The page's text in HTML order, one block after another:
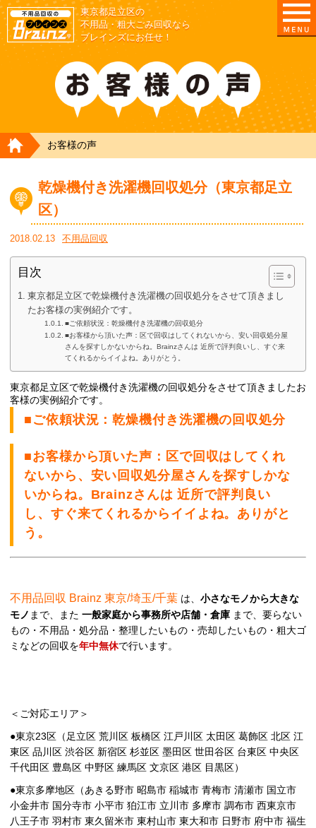
東京都足立区の
不用品・粗大ごみ回収なら
ブレインズにお任せ！
HOME
お客様の声
乾燥機付き洗濯機回収処分（東京都足立
区）
2018.02.13 不用品回収
目次
東京都足立区で乾燥機付き洗濯機の回収処分をさせて頂きまし
たお客様の実例紹介です。
■ご依頼状況：乾燥機付き洗濯機の回収処分
■お客様から頂いた声：区で回収はしてくれないから、安い回収処分屋
さんを探すしかないからね。Brainzさんは 近所で評判良いし、すぐ来
てくれるからイイよね。ありがとう。
東京都足立区で乾燥機付き洗濯機の回収処分をさせて頂きましたお
客様の実例紹介です。
■ご依頼状況：乾燥機付き洗濯機の回収処分
■お客様から頂いた声：区で回収はしてくれ
ないから、安い回収処分屋さんを探すしかな
いからね。Brainzさんは 近所で評判良い
し、すぐ来てくれるからイイよね。ありがと
う。
不用品回収 Brainz 東京/埼玉/千葉 は、 小さなモノから大きな
モノ まで、また 一般家庭から事務所や店舗・倉庫 まで、要らない
もの・不用品・処分品・整理したいもの・売却したいもの・粗大ゴ
ミなどの回収を年中無休で行います。
＜ご対応エリア＞
●東京23区（足立区 荒川区 板橋区 江戸川区 太田区 葛飾区 北区 江
東区 品川区 渋谷区 新宿区 杉並区 墨田区 世田谷区 台東区 中央区
千代田区 豊島区 中野区 練馬区 文京区 港区 目黒区）
●東京多摩地区（あきる野市 昭島市 稲城市 青梅市 清瀬市 国立市
小金井市 国分寺市 小平市 狛江市 立川市 多摩市 調布市 西東京市
八王子市 羽村市 東久留米市 東村山市 東大和市 日野市 府中市 福生